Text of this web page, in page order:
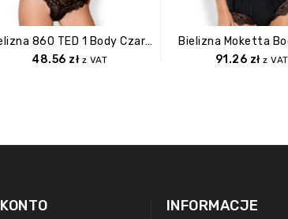
Bielizna 860 TED 1 Body Czarne L/XL
48.56 zł z VAT
Bielizna Moketta
91.26 zł z VAT
KONTO INFORMACJE